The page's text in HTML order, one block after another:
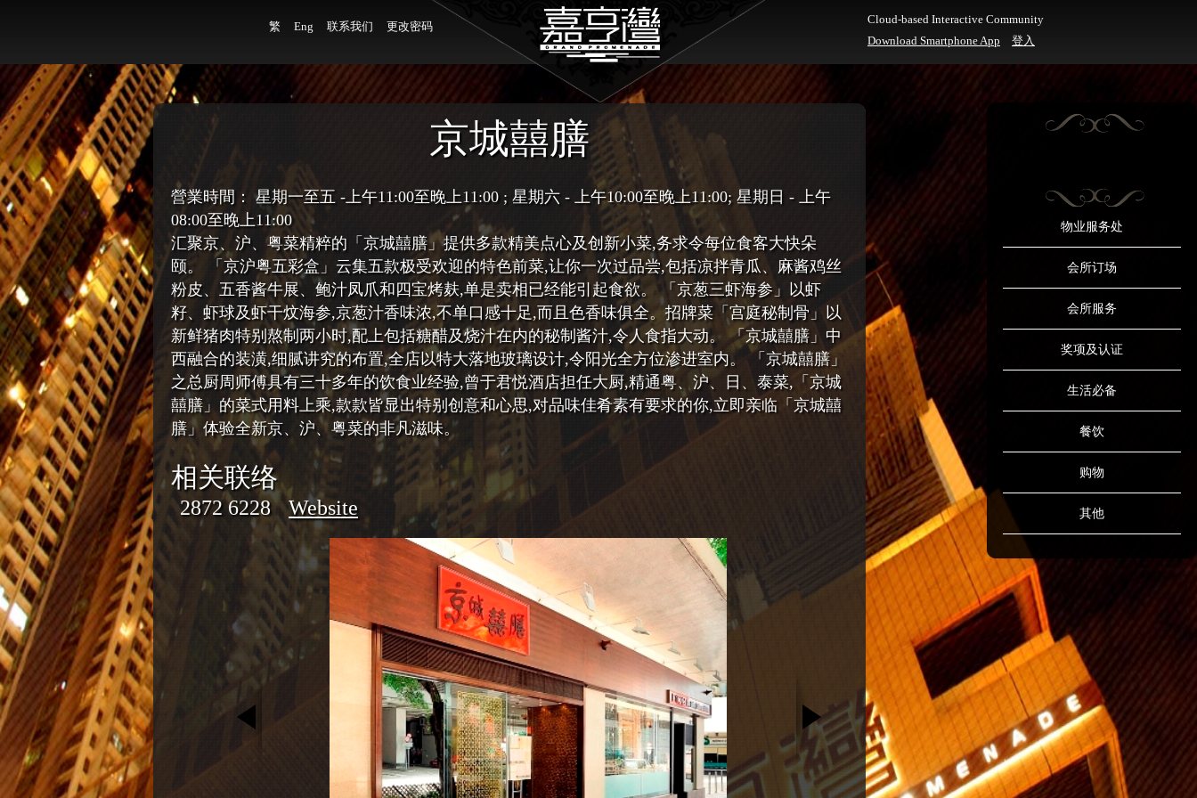
繁 Eng 联系我们 更改密码
Cloud-based Interactive Community
Download Smartphone App
登入
物业服务处
会所订场
会所服务
奖项及认证
生活必备
餐饮
购物
其他
京城囍膳
營業時間： 星期一至五 -上午11:00至晚上11:00 ; 星期六 - 上午10:00至晚上11:00; 星期日 - 上午
08:00至晚上11:00
汇聚京、沪、粤菜精粹的「京城囍膳」提供多款精美点心及创新小菜,务求令每位食客大快朵
颐。 「京沪粤五彩盒」云集五款极受欢迎的特色前菜,让你一次过品尝,包括凉拌青瓜、麻酱鸡丝
粉皮、五香酱牛展、鲍汁凤爪和四宝烤麸,单是卖相已经能引起食欲。 「京葱三虾海参」以虾
籽、虾球及虾干炆海参,京葱汁香味浓,不单口感十足,而且色香味俱全。招牌菜「宫庭秘制骨」以
新鲜猪肉特别熬制两小时,配上包括糖醋及烧汁在内的秘制酱汁,令人食指大动。 「京城囍膳」中
西融合的装潢,细腻讲究的布置,全店以特大落地玻璃设计,令阳光全方位渗进室内。 「京城囍膳」
之总厨周师傅具有三十多年的饮食业经验,曾于君悦酒店担任大厨,精通粤、沪、日、泰菜,「京城
囍膳」的菜式用料上乘,款款皆显出特别创意和心思,对品味佳肴素有要求的你,立即亲临「京城囍
膳」体验全新京、沪、粤菜的非凡滋味。
相关联络
2872 6228 Website